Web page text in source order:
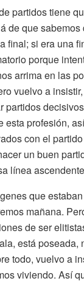
partidos tiene
de que sabemos
final; si era una
porque
arrima en las
vuelvo a
partidos
esta profesión,
con el
un buen
línea
que
mañana.
de ser
está poseada,
todo, vuelvo a
viviendo. Así